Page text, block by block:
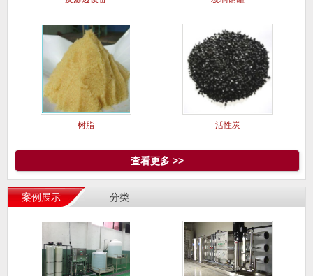
树脂 活性炭
查看更多 >>
案例展示 分类